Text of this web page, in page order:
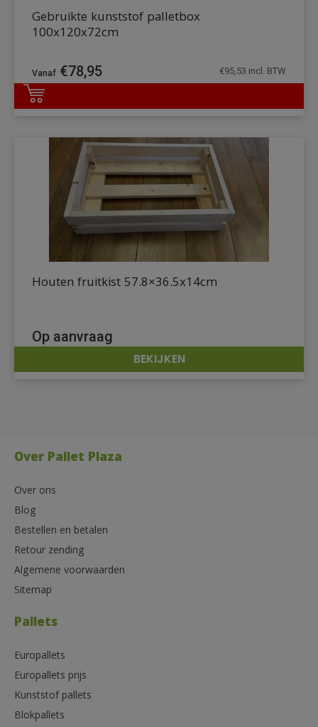
DETAILS
Gebruikte kunststof palletbox
100x120x72cm
€78,95 €95,53 incl. BTW
DETAILS
Houten fruitkist 57.8×36.5x14cm
Op aanvraag
BEKIJKEN
Over Pallet Plaza
Over ons
Blog
Bestellen en betalen
Retour zending
Algemene voorwaarden
Sitemap
Pallets
Europallets
Europallets prijs
Kunststof pallets
Blokpallets